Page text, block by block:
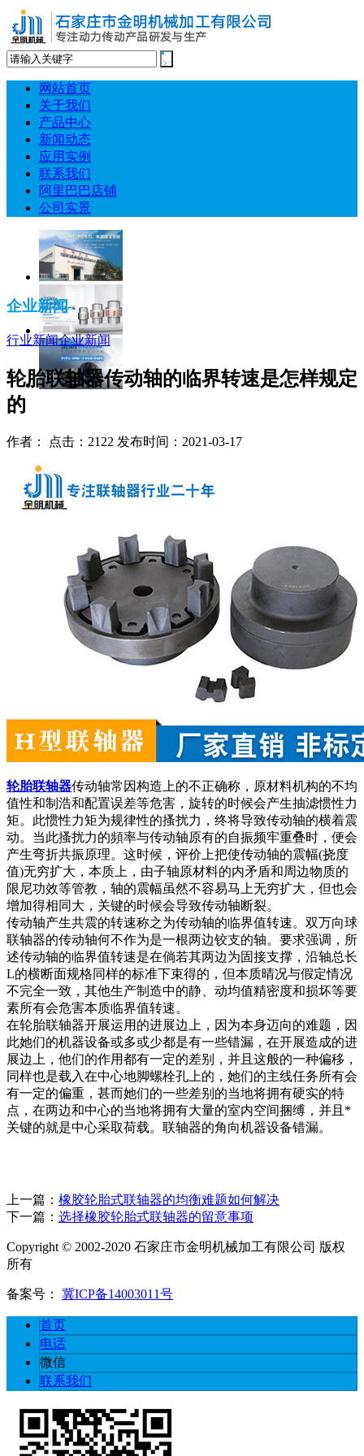
网站首页
关于我们
产品中心
新闻动态
应用实例
联系我们
阿里巴巴店铺
公司实景
企业新闻
行业新闻企业新闻
轮胎联轴器传动轴的临界转速是怎样规定
的
作者： 点击：2122 发布时间：2021-03-17
轮胎联轴器传动轴常因构造上的不正确称，原材料机构的不均
值性和制浩和配置误差等危害，旋转的时候会产生抽滤惯性力
矩。此惯性力矩为规律性的搔扰力，终将导致传动轴的横着震
动。当此搔扰力的頻率与传动轴原有的自振频牢重叠时，便会
产生弯折共振原理。这时候，评价上把使传动轴的震幅(挠度
值)无穷扩大，本质上，由子轴原材料的内矛盾和周边物质的
限尼功效等管教，轴的震幅虽然不容易马上无穷扩大，但也会
增加得相同大，关键的时候会导致传动轴断裂。
传动轴产生共震的转速称之为传动轴的临界值转速。双万向球
联轴器的传动轴何不作为是一根两边铰支的轴。要求强调，所
述传动轴的临界值转速是在倘若其两边为固接支撑，沿轴总长
L的横断面规格同样的标准下束得的，但本质晴况与假定情况
不完全一致，其他生产制造中的静、动均值精密度和损坏等要
素所有会危害本质临界值转速。
在轮胎联轴器开展运用的进展边上，因为本身迈向的难题，因
此她们的机器设备或多或少都是有一些错漏，在开展造成的进
展边上，他们的作用都有一定的差别，并且这般的一种偏移，
同样也是载入在中心地脚螺栓孔上的，她们的主线任务所有会
有一定的偏重，甚而她们的一些差别的当地将拥有硬实的特
点，在两边和中心的当地将拥有大量的室内空间捆缚，并且*
关键的就是中心采取荷载。联轴器的角向机器设备错漏。
上一篇： 橡胶轮胎式联轴器的均衡难题如何解决
下一篇： 选择橡胶轮胎式联轴器的留意事项
Copyright © 2002-2020 石家庄市金明机械加工有限公司 版权
所有
备案号： 冀ICP备14003011号
首页
电话
微信
联系我们